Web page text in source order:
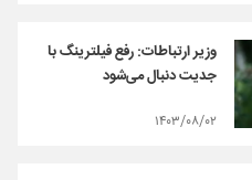
وزیر ارتباطات: رفع فیلترینگ با
جدیت دنبال می‌شود
۱۴۰۳/۰۸/۰۲